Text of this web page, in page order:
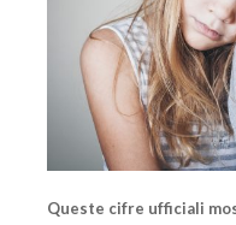
Queste cifre ufficiali